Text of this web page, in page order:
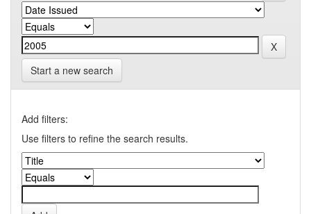
Start a new search
Add filters:
Use filters to refine the search results.